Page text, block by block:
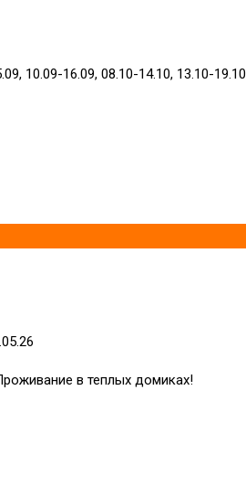
10.09-16.09, 08.10-14.10, 13.10-19.10
в теплых домиках!